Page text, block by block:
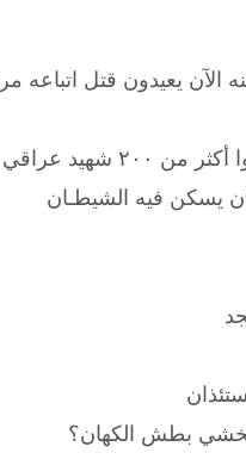
يعيدون قتل اتباعه
إلاالله محمد رسول الله
يسكن فيه الشيطـان
يخشي بطش الكهان؟